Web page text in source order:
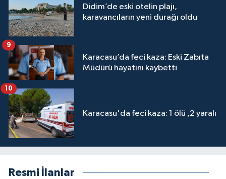
Didim’de eski otelin plajı,
karavancıların yeni durağı oldu
Karacasu’da feci kaza: Eski Zabıta
Müdürü hayatını kaybetti
9
Karacasu'da feci kaza: 1 ölü ,2 yaralı
10
Resmi İlanlar